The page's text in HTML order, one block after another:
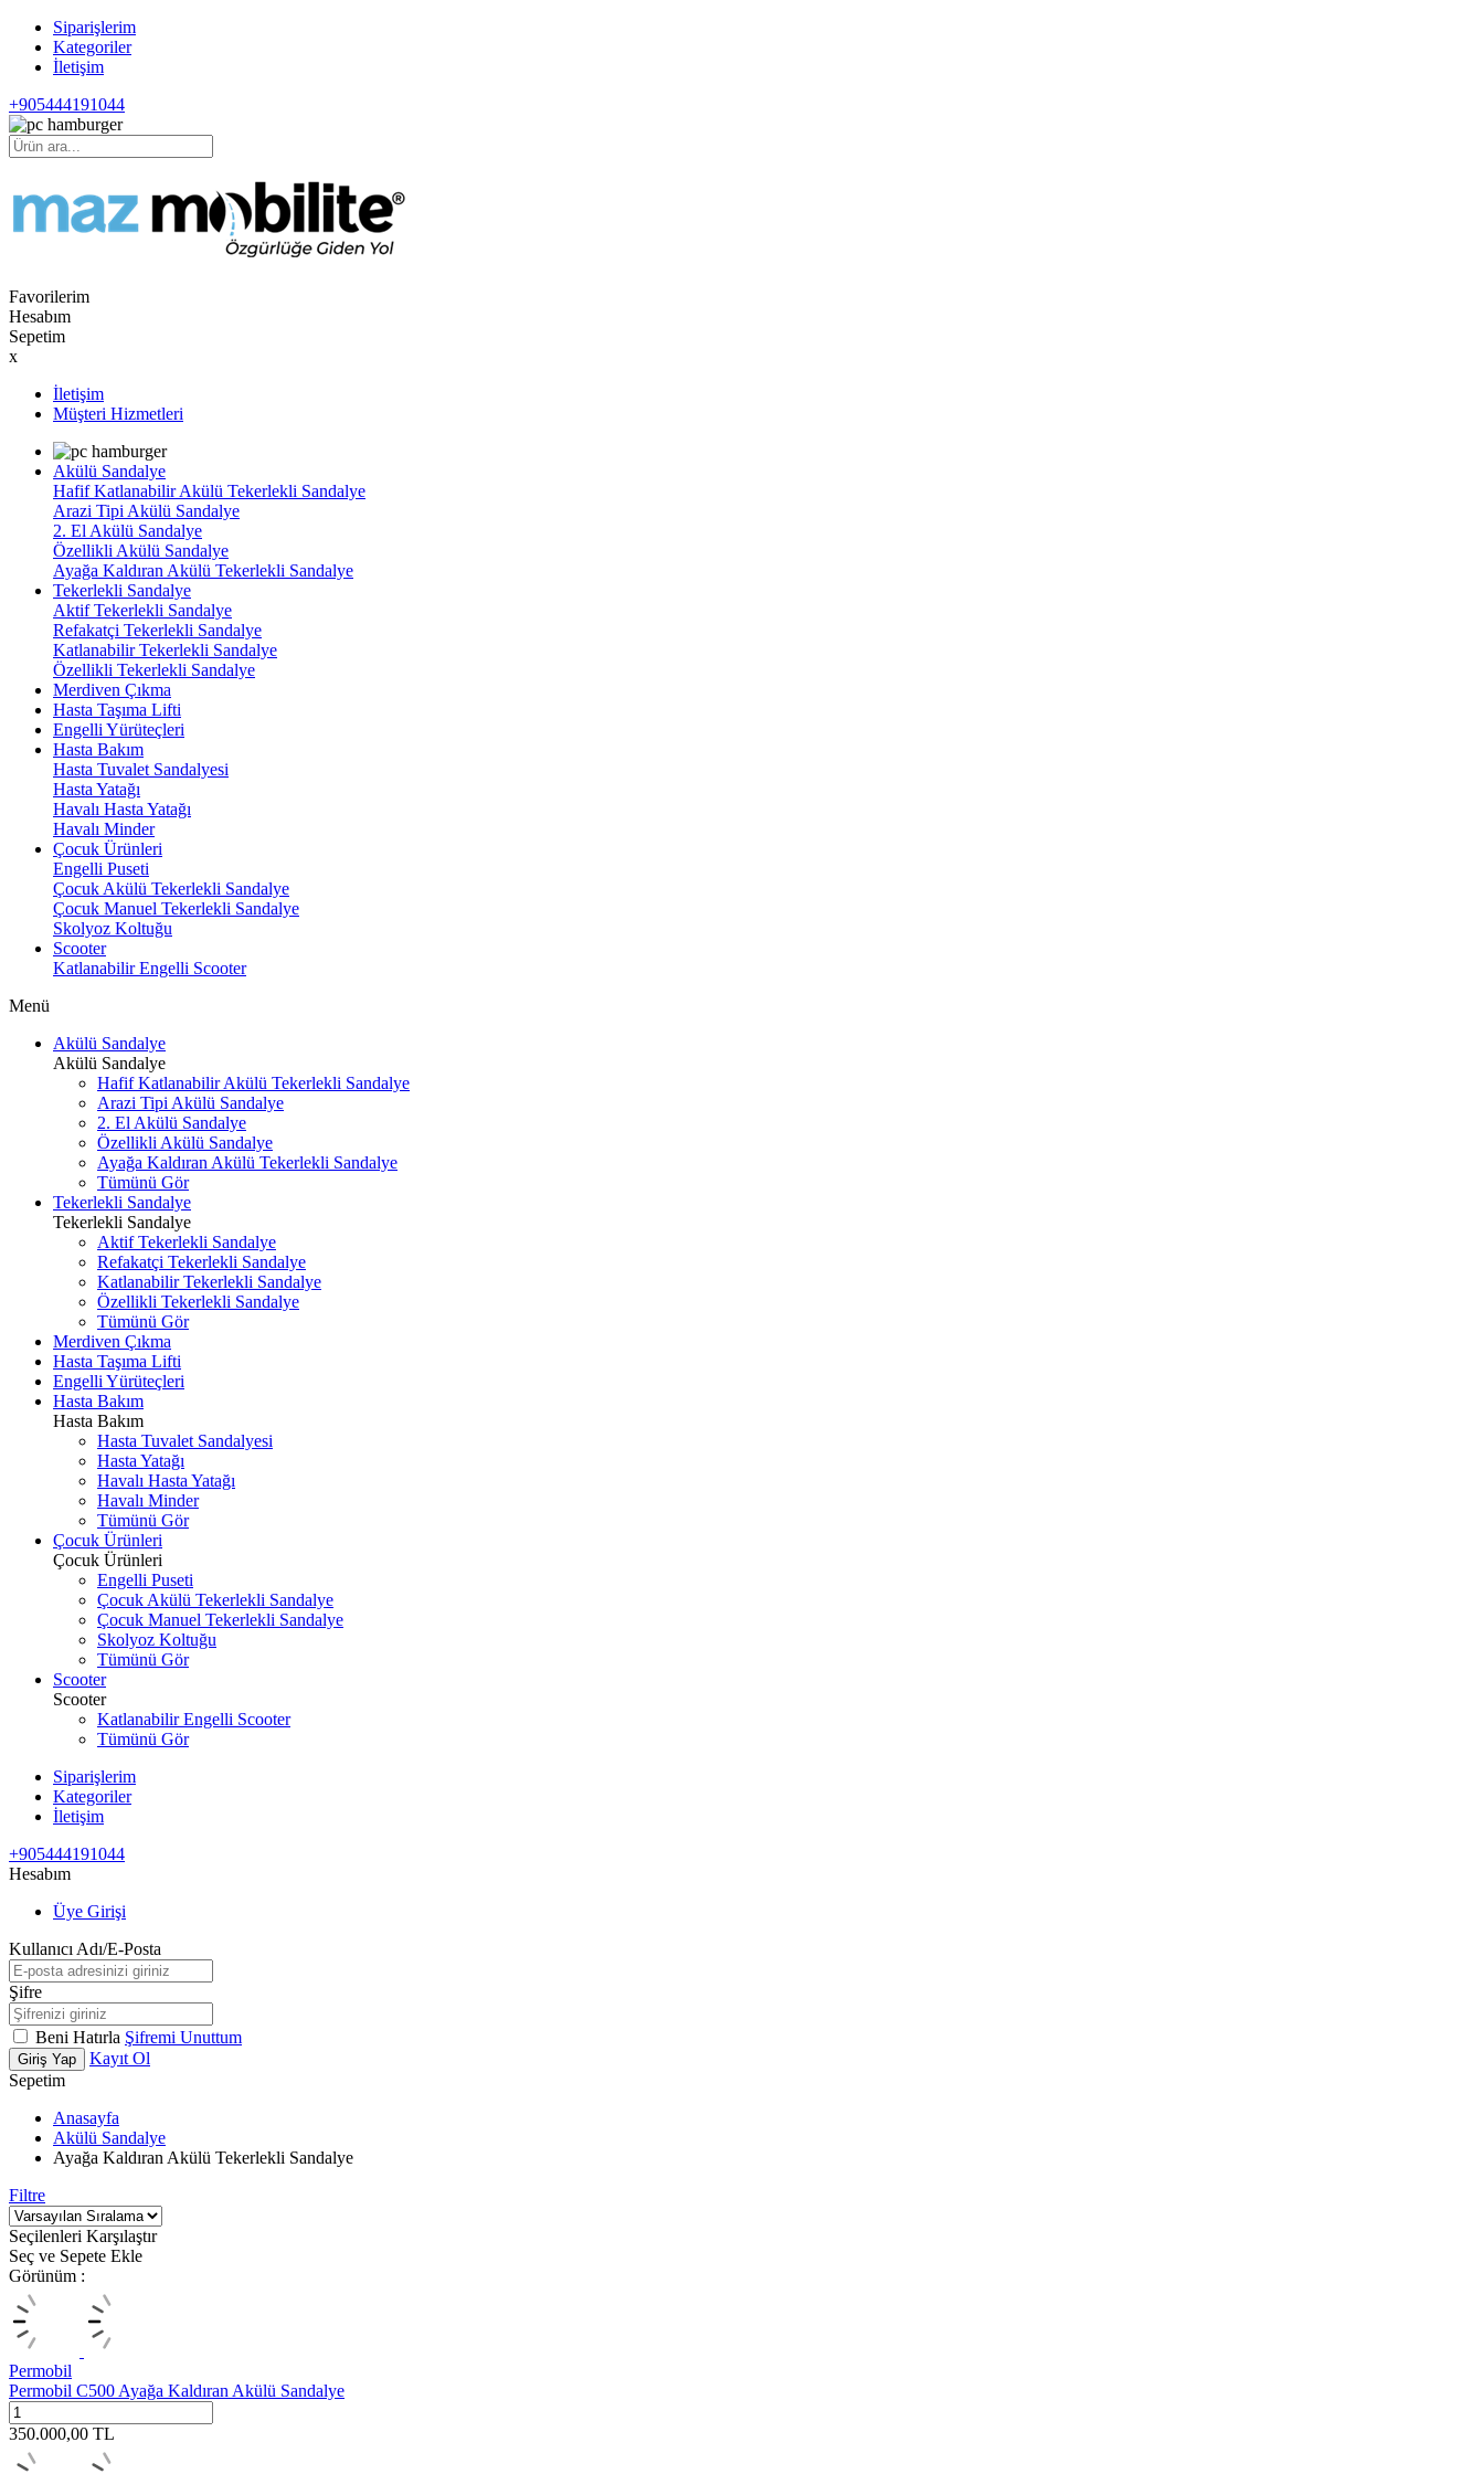
Siparişlerim
Kategoriler
İletişim
+905444191044
Favorilerim
Hesabım
Sepetim
x
İletişim
Müşteri Hizmetleri
Akülü Sandalye
Hafif Katlanabilir Akülü Tekerlekli Sandalye
Arazi Tipi Akülü Sandalye
2. El Akülü Sandalye
Özellikli Akülü Sandalye
Ayağa Kaldıran Akülü Tekerlekli Sandalye
Tekerlekli Sandalye
Aktif Tekerlekli Sandalye
Refakatçi Tekerlekli Sandalye
Katlanabilir Tekerlekli Sandalye
Özellikli Tekerlekli Sandalye
Merdiven Çıkma
Hasta Taşıma Lifti
Engelli Yürüteçleri
Hasta Bakım
Hasta Tuvalet Sandalyesi
Hasta Yatağı
Havalı Hasta Yatağı
Havalı Minder
Çocuk Ürünleri
Engelli Puseti
Çocuk Akülü Tekerlekli Sandalye
Çocuk Manuel Tekerlekli Sandalye
Skolyoz Koltuğu
Scooter
Katlanabilir Engelli Scooter
Menü
Akülü Sandalye
Akülü Sandalye
Hafif Katlanabilir Akülü Tekerlekli Sandalye
Arazi Tipi Akülü Sandalye
2. El Akülü Sandalye
Özellikli Akülü Sandalye
Ayağa Kaldıran Akülü Tekerlekli Sandalye
Tümünü Gör
Tekerlekli Sandalye
Tekerlekli Sandalye
Aktif Tekerlekli Sandalye
Refakatçi Tekerlekli Sandalye
Katlanabilir Tekerlekli Sandalye
Özellikli Tekerlekli Sandalye
Tümünü Gör
Merdiven Çıkma
Hasta Taşıma Lifti
Engelli Yürüteçleri
Hasta Bakım
Hasta Bakım
Hasta Tuvalet Sandalyesi
Hasta Yatağı
Havalı Hasta Yatağı
Havalı Minder
Tümünü Gör
Çocuk Ürünleri
Çocuk Ürünleri
Engelli Puseti
Çocuk Akülü Tekerlekli Sandalye
Çocuk Manuel Tekerlekli Sandalye
Skolyoz Koltuğu
Tümünü Gör
Scooter
Scooter
Katlanabilir Engelli Scooter
Tümünü Gör
Siparişlerim
Kategoriler
İletişim
+905444191044
Hesabım
Üye Girişi
Kullanıcı Adı/E-Posta
Şifre
Beni Hatırla Şifremi Unuttum
Giriş Yap
Kayıt Ol
Sepetim
Anasayfa
Akülü Sandalye
Ayağa Kaldıran Akülü Tekerlekli Sandalye
Filtre
Seçilenleri Karşılaştır
Seç ve Sepete Ekle
Görünüm :
Permobil
Permobil C500 Ayağa Kaldıran Akülü Sandalye
350.000,00 TL